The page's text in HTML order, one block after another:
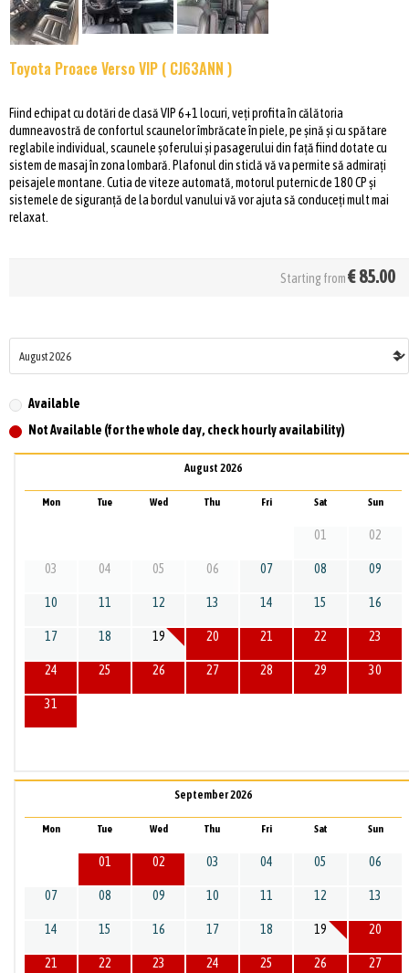
Toyota Proace Verso VIP ( CJ63ANN )
Fiind echipat cu dotări de clasă VIP 6+1 locuri, veți profita în călătoria
dumneavostră de confortul scaunelor îmbrăcate în piele, pe șină și cu spătare
reglabile individual, scaunele șoferului și pasagerului din față fiind dotate cu
sistem de masaj în zona lombară. Plafonul din sticlă vă va permite să admirați
peisajele montane. Cutia de viteze automată, motorul puternic de 180 CP și
sistemele de siguranță de la bordul vanului vă vor ajuta să conduceți mult mai
relaxat.
Starting from€85.00
Available
Not Available (for the whole day, check hourly availability)
August 2026
Mon Tue Wed Thu Fri Sat Sun
01 02
03 04 05 06 07 08 09
10 11 12 13 14 15 16
17 18 19 20 21 22 23
24 25 26 27 28 29 30
31
September 2026
Mon Tue Wed Thu Fri Sat Sun
01 02 03 04 05 06
07 08 09 10 11 12 13
14 15 16 17 18 19 20
21 22 23 24 25 26 27